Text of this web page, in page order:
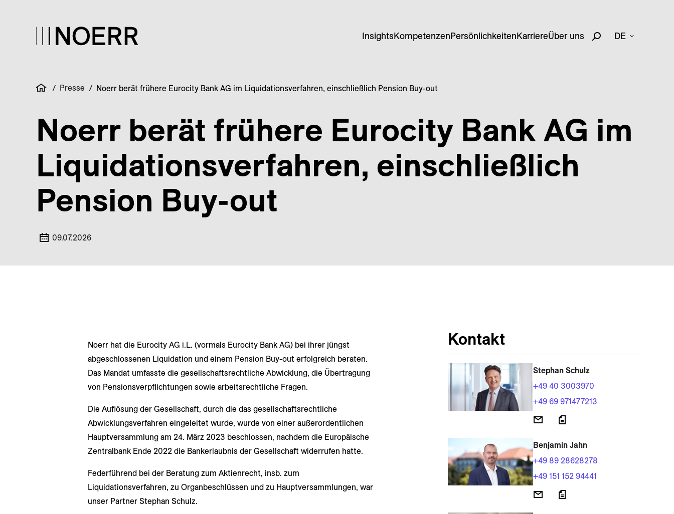
InsightsKompetenzenPersönlichkeitenKarriereÜber uns DE
/ Presse / Noerr berät frühere Eurocity Bank AG im Liquidationsverfahren, einschließlich Pension Buy-out
Noerr berät frühere Eurocity Bank AG im
Liquidationsverfahren, einschließlich
Pension Buy-out
09.07.2026
Noerr hat die Eurocity AG i.L. (vormals Eurocity Bank AG) bei ihrer jüngst
abgeschlossenen Liquidation und einem Pension Buy-out erfolgreich beraten.
Das Mandat umfasste die gesellschaftsrechtliche Abwicklung, die Übertragung
von Pensionsverpflichtungen sowie arbeitsrechtliche Fragen.
Die Auflösung der Gesellschaft, durch die das gesellschaftsrechtliche
Abwicklungsverfahren eingeleitet wurde, wurde von einer außerordentlichen
Hauptversammlung am 24. März 2023 beschlossen, nachdem die Europäische
Zentralbank Ende 2022 die Bankerlaubnis der Gesellschaft widerrufen hatte.
Federführend bei der Beratung zum Aktienrecht, insb. zum
Liquidationsverfahren, zu Organbeschlüssen und zu Hauptversammlungen, war
unser Partner Stephan Schulz.
Kontakt
Stephan Schulz
+49 40 3003970
+49 69 971477213
Benjamin Jahn
+49 89 28628278
+49 151 152 94441